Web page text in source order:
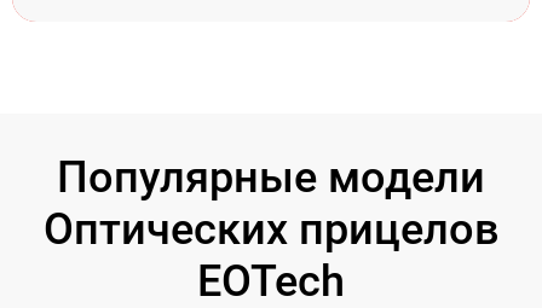
Популярные модели
Оптических прицелов
EOTech